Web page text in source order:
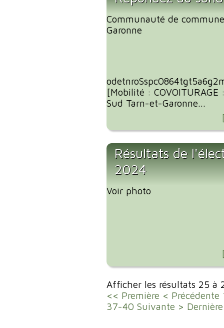
Communauté de
Garonne
[Mobilité : COVOITURAGE
Sud Tarn-et-Garonne...
Résultats de
2024
Voir photo
Afficher les résultats 25 à
<< Première < Précédente
37-40 Suivante >